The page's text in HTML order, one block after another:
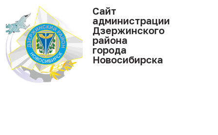
Cайт
администрации
Дзержинского
района
города
Новосибирска